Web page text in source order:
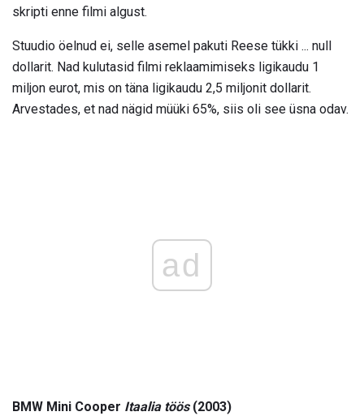
skripti enne filmi algust.
Stuudio öelnud ei, selle asemel pakuti Reese tükki ... null
dollarit. Nad kulutasid filmi reklaamimiseks ligikaudu 1
miljon eurot, mis on täna ligikaudu 2,5 miljonit dollarit.
Arvestades, et nad nägid müüki 65%, siis oli see üsna odav.
ad
BMW Mini Cooper Itaalia töös(2003)